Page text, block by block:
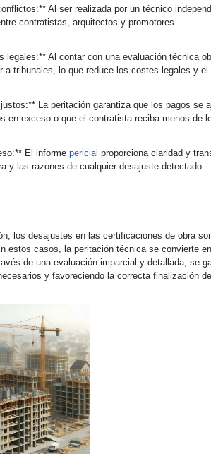
Al ser realizada por un técnico
contratistas, arquitectos y promotores.
legales:** Al contar con una evaluación técnica
a tribunales, lo que reduce los costes legales y
La peritación garantiza que los pagos se
en exceso o que el contratista reciba menos de
El informe pericial proporciona claridad y
y las razones de cualquier desajuste detectado.
los desajustes en las certificaciones de obra
estos casos, la peritación técnica se convierte
de una evaluación imparcial y detallada, se
y favoreciendo la correcta finalización